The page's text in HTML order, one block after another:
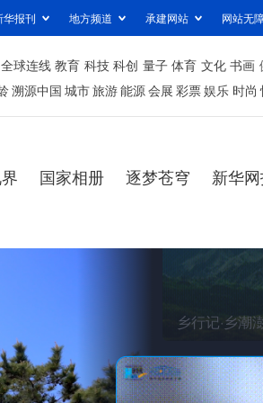
华报刊 地方频道 承建网站 网站无
全球连线 教育 科技 科创 量子 体育 文化 书画
溯源中国 城市旅游能源会展 彩票娱乐 时尚
国家相册 逐梦苍穹 新华
竹骨承千年